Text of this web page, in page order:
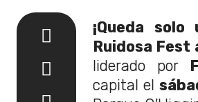
¡Queda
Ruidosa Fest
liderado por
capital el